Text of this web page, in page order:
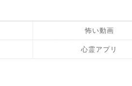
怖い動画
心霊アプリ